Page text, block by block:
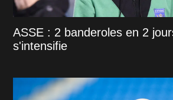
ASSE : 2 banderoles en 2
s'intensifie